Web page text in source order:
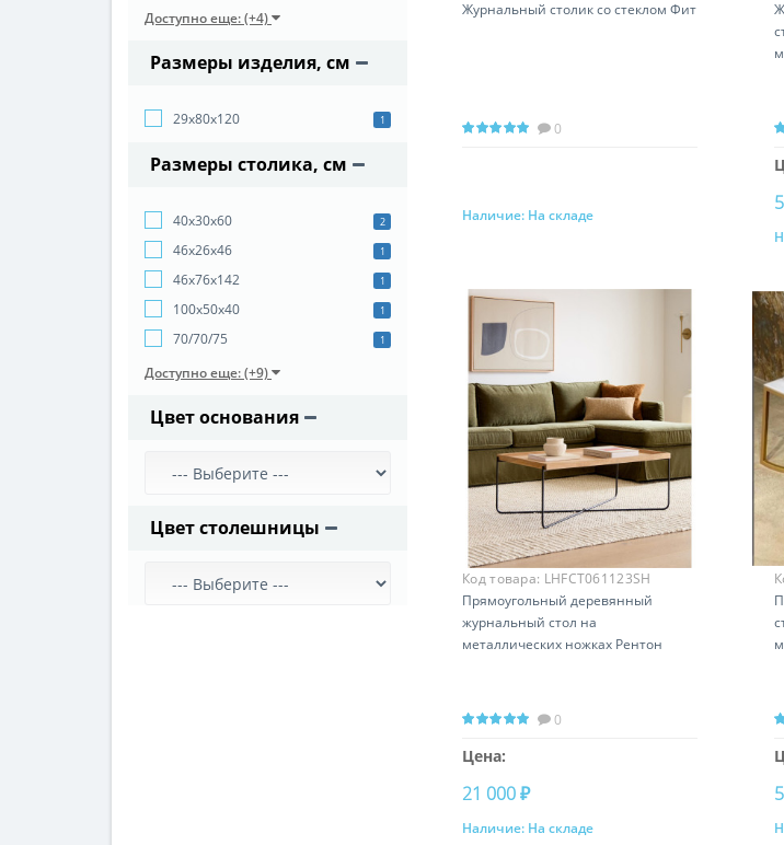
Доступно еще: (+4)
Размеры изделия, см
29х80х120 1
Размеры столика, см
40х30х60 2
46х26х46 1
46х76х142 1
100х50х40 1
70/70/75 1
Доступно еще: (+9)
Цвет основания
Цвет столешницы
Журнальный столик со стеклом Фит
0
Запросить цену
Наличие: На складе
Код товара: LHFCT061123SH
Прямоугольный деревянный
журнальный стол на
металлических ножках Рентон
0
Цена:
21 000 ₽
Купить
Наличие: На складе